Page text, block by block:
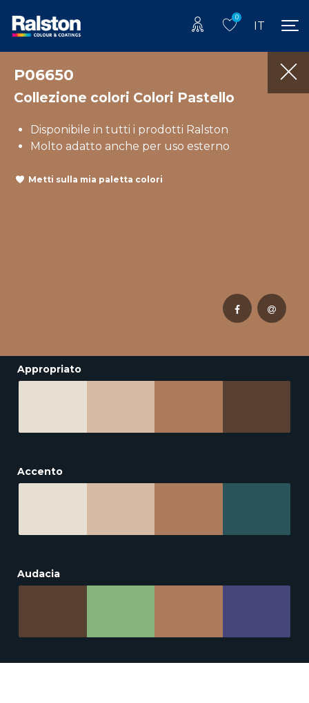
0
IT
P06650
Collezione colori Colori Pastello
Disponibile in tutti i prodotti Ralston
Molto adatto anche per uso esterno
Metti sulla mia paletta colori
Appropriato
Accento
Audacia